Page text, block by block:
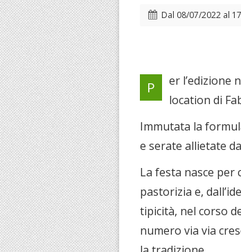
Dal 08/07/2022 al
P
er l’edizione
location di
Immutata la
e serate allietate
La festa nasce per
pastorizia e,
tipicità, nel corso
numero via via